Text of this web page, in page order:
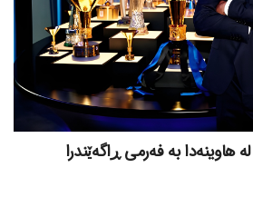
هاوینەدا بە فەرمی ڕاگەێندرا